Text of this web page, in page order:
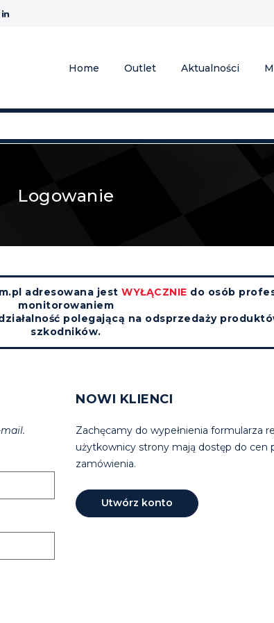
Home Outlet Aktualności
Logowanie
adresowana jest WYŁĄCZNIE do osób
monitorowaniem
polegającą na odsprzedaży
szkodników.
NOWI KLIENCI
Zachęcamy do wypełnienia formularza
użytkownicy strony mają dostęp do cen
zamówienia.
Utwórz konto